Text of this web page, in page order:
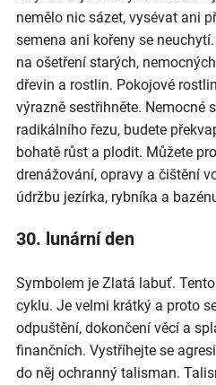
nemělo nic sázet, vysévat ani
semena ani kořeny se
na ošetření starých,
dřevin a rostlin. Pokojové
výrazně sestřihněte. Nemocné
radikálního řezu, budete
bohatě růst a plodit. Můžete
drenážování, opravy a čištění
údržbu jezírka, rybníka a
30. lunární den
Symbolem je Zlatá labuť.
cyklu. Je velmi krátký a proto
odpuštění, dokončení věcí a
finančních. Vystříhejte se
do něj ochranný talisman.